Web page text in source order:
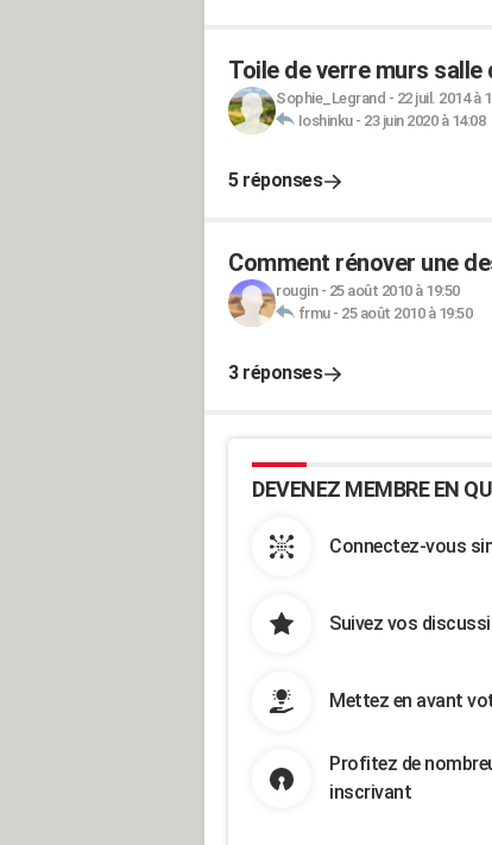
Toile de verre murs salle
Sophie_Legrand - 22 juil. 2014 à
Ioshinku- 23 juin 2020 à 14:08
5 réponses
Comment rénover une
rougin- 25 août 2010 à 19:50
frmu- 25 août 2010 à 19:50
3 réponses
DEVENEZ MEMBRE EN
Connectez-vous
Suivez vos
Mettez en avant
Profitez de
inscrivant